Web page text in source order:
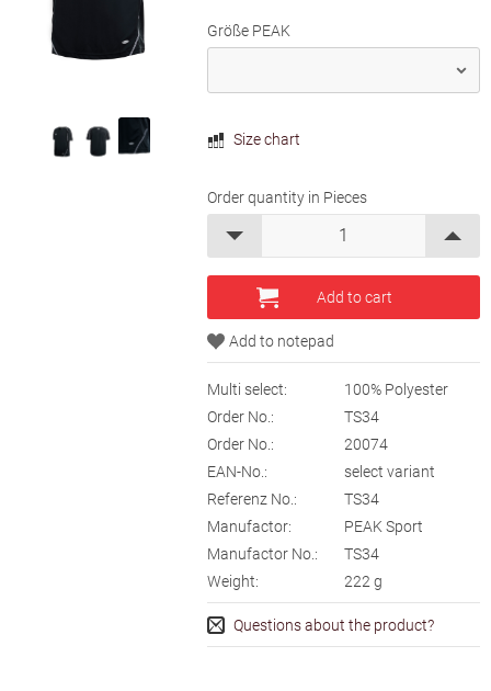
Größe PEAK
Size chart
Order quantity in Pieces
Multi select:
100% Polyester
Order No.:
TS34
Order No.:
20074
EAN-No.:
select variant
Referenz No.:
TS34
Manufactor:
PEAK Sport
Manufactor No.:
TS34
Weight:
222 g
Questions about the product?